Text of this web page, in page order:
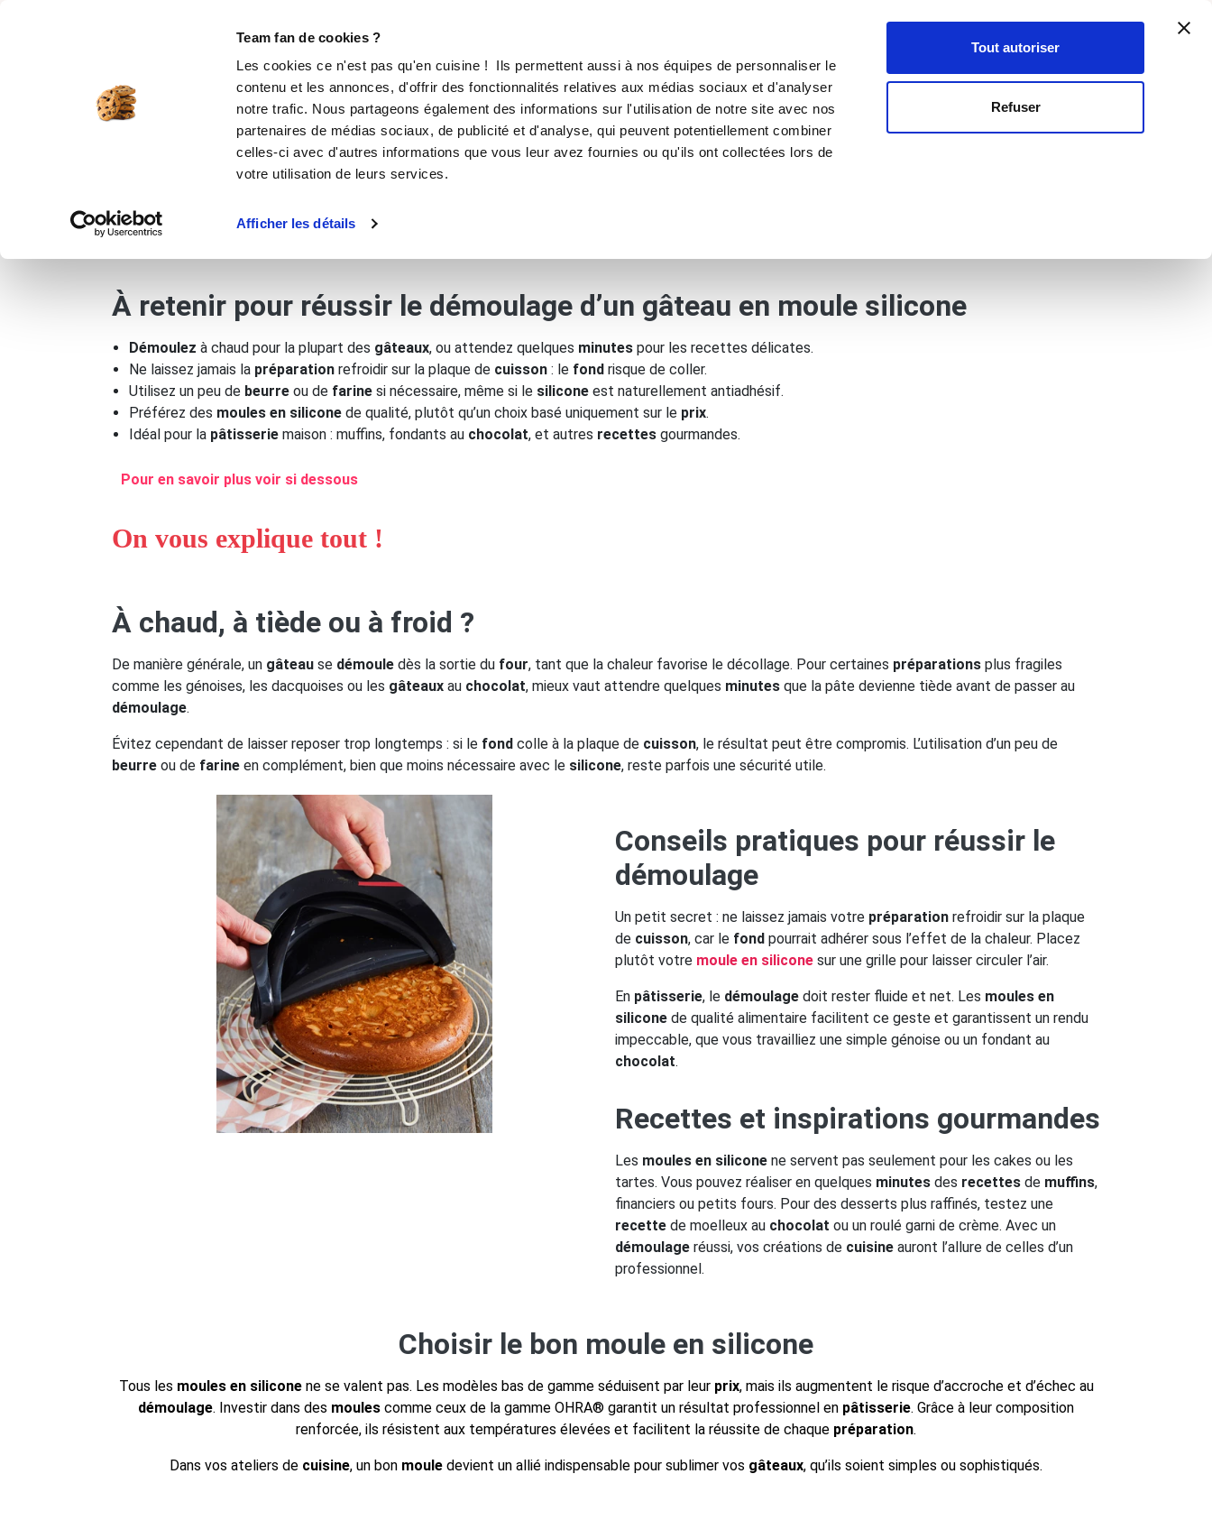
Team fan de cookies ?
Les cookies ce n'est pas qu'en cuisine ! Ils permettent aussi à nos équipes de personnaliser le
contenu et les annonces, d'offrir des fonctionnalités relatives aux médias sociaux et d'analyser
notre trafic. Nous partageons également des informations sur l'utilisation de notre site avec nos
partenaires de médias sociaux, de publicité et d'analyse, qui peuvent potentiellement combiner
celles-ci avec d'autres informations que vous leur avez fournies ou qu'ils ont collectées lors de
votre utilisation de leurs services.
Afficher les détails
Tout autoriser
Refuser
Créer un compte
Mon compte
Inscription -Connexion Votre
MOULES SILICONE USTENSILES ÉPICERIE MISE SOUS VIDE MACHINE À CAFÉ MACHINE À GLACE NOUVEAUTÉS
Moules silicone Comment bien démouler un moule en silicone ?
À retenir pour réussir le démoulage d’un gâteau en moule silicone
Démoulez à chaud pour la plupart des gâteaux, ou attendez quelques minutes pour les recettes délicates.
Ne laissez jamais la préparation refroidir sur la plaque de cuisson : le fond risque de coller.
Utilisez un peu de beurre ou de farine si nécessaire, même si le silicone est naturellement antiadhésif.
Préférez des moules en silicone de qualité, plutôt qu’un choix basé uniquement sur le prix.
Idéal pour la pâtisserie maison : muffins, fondants au chocolat, et autres recettes gourmandes.
Pour en savoir plus voir si dessous
On vous explique tout !
À chaud, à tiède ou à froid ?
De manière générale, un gâteau se démoule dès la sortie du four, tant que la chaleur favorise le décollage. Pour certaines préparations plus fragiles
comme les génoises, les dacquoises ou les gâteaux au chocolat, mieux vaut attendre quelques minutes que la pâte devienne tiède avant de passer au
démoulage.
Évitez cependant de laisser reposer trop longtemps : si le fond colle à la plaque de cuisson, le résultat peut être compromis. L’utilisation d’un peu de
beurre ou de farine en complément, bien que moins nécessaire avec le silicone, reste parfois une sécurité utile.
Conseils pratiques pour réussir le
démoulage
Un petit secret : ne laissez jamais votre préparation refroidir sur la plaque
de cuisson, car le fond pourrait adhérer sous l’effet de la chaleur. Placez
plutôt votre moule en silicone sur une grille pour laisser circuler l’air.
En pâtisserie, le démoulage doit rester fluide et net. Les moules en
silicone de qualité alimentaire facilitent ce geste et garantissent un rendu
impeccable, que vous travailliez une simple génoise ou un fondant au
chocolat.
Recettes et inspirations gourmandes
Les moules en silicone ne servent pas seulement pour les cakes ou les
tartes. Vous pouvez réaliser en quelques minutes des recettes de muffins,
financiers ou petits fours. Pour des desserts plus raffinés, testez une
recette de moelleux au chocolat ou un roulé garni de crème. Avec un
démoulage réussi, vos créations de cuisine auront l’allure de celles d’un
professionnel.
Choisir le bon moule en silicone
Tous les moules en siliconene se valent pas. Les modèles bas de gamme séduisent par leur prix, mais ils augmentent le risque d’accroche et d’échec au
démoulage. Investir dans des moules comme ceux de la gamme OHRA® garantit un résultat professionnel en pâtisserie. Grâce à leur composition
renforcée, ils résistent aux températures élevées et facilitent la réussite de chaque préparation.
Dans vos ateliers de cuisine, un bon moule devient un allié indispensable pour sublimer vos gâteaux, qu’ils soient simples ou sophistiqués.